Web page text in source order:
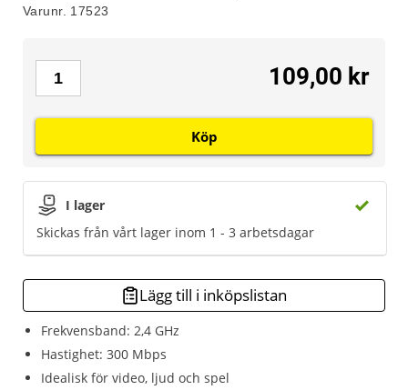
Varunr. 17523
Frekvensband: 2,4 GHz
Hastighet: 300 Mbps
Idealisk för video, ljud och spel
I lager
Skickas från vårt lager inom 1 - 3 arbetsdagar
109,00 kr
Köp
Lägg till i inköpslistan